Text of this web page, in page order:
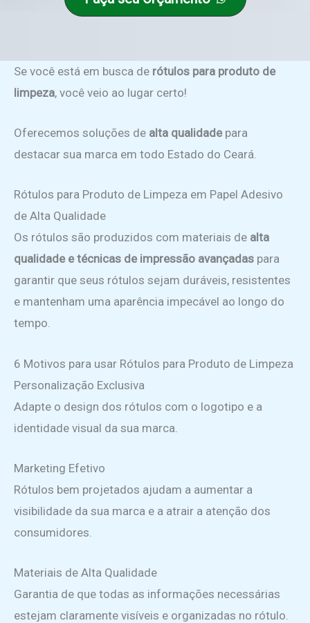
Se você está em busca de rótulos para produto de
limpeza, você veio ao lugar certo!
Oferecemos soluções de alta qualidadepara
destacar sua marca em todo Estado do Ceará.
Rótulos para Produto de Limpeza em Papel Adesivo
de Alta Qualidade
Os rótulos são produzidos com materiais de alta
qualidade e técnicas de impressão avançadas para
garantir que seus rótulos sejam duráveis, resistentes
e mantenham uma aparência impecável ao longo do
tempo.
6 Motivos para usar Rótulos para Produto de Limpeza
Personalização Exclusiva
Adapte o design dos rótulos com o logotipo e a
identidade visual da sua marca.
Marketing Efetivo
Rótulos bem projetados ajudam a aumentar a
visibilidade da sua marca e a atrair a atenção dos
consumidores.
Materiais de Alta Qualidade
Garantia de que todas as informações necessárias
estejam claramente visíveis e organizadas no rótulo.